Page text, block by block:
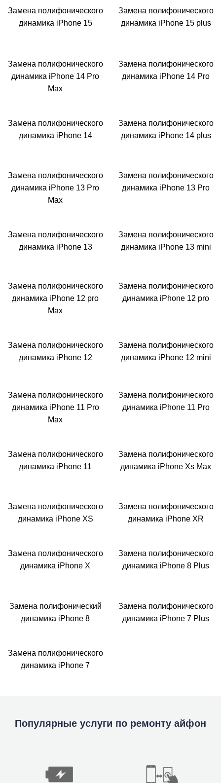
Замена полифонического
динамика iPhone 15
Замена полифонического
динамика iPhone 15 plus
Замена полифонического
динамика iPhone 14 Pro
Max
Замена полифонического
динамика iPhone 14 Pro
Замена полифонического
динамика iPhone 14
Замена полифонического
динамика iPhone 14 plus
Замена полифонического
динамика iPhone 13 Pro
Max
Замена полифонического
динамика iPhone 13 Pro
Замена полифонического
динамика iPhone 13
Замена полифонического
динамика iPhone 13 mini
Замена полифонического
динамика iPhone 12 pro
Max
Замена полифонического
динамика iPhone 12 pro
Замена полифонического
динамика iPhone 12
Замена полифонического
динамика iPhone 12 mini
Замена полифонического
динамика iPhone 11 Pro
Max
Замена полифонического
динамика iPhone 11 Pro
Замена полифонического
динамика iPhone 11
Замена полифонического
динамика iPhone Xs Max
Замена полифонического
динамика iPhone XS
Замена полифонического
динамика iPhone XR
Замена полифонического
динамика iPhone X
Замена полифонического
динамика iPhone 8 Plus
Замена полифонический
динамика iPhone 8
Замена полифонического
динамика iPhone 7 Plus
Замена полифонического
динамика iPhone 7
Популярные услуги по ремонту айфон